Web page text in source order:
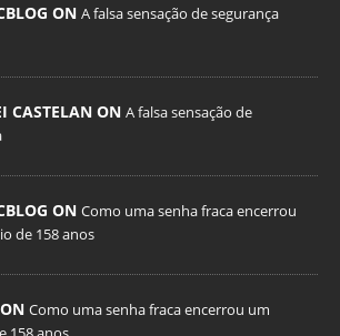
ON A falsa sensação de segurança
CASTELAN ON A falsa sensação de
ON Como uma senha fraca encerrou
de 158 anos
Como uma senha fraca encerrou um